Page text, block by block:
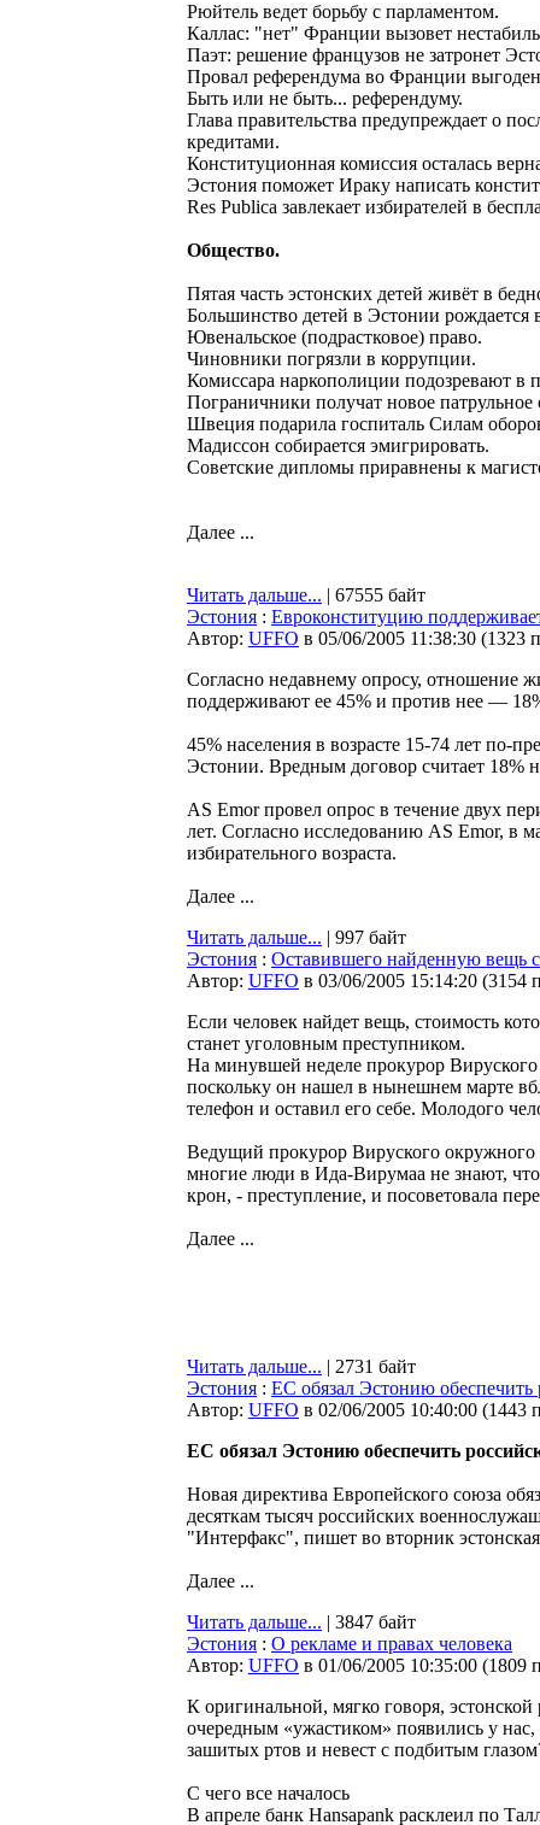
Рюйтель ведет борьбу с парламентом.
Каллас: "нет" Франции вызовет
Паэт: решение французов не затронет
Провал референдума во Франции
Быть или не быть... референдуму.
Глава правительства предупреждает о
кредитами.
Конституционная комиссия осталась
Эстония поможет Ираку написать
Res Publica завлекает избирателей в
Общество.
Пятая часть эстонских детей живёт в
Большинство детей в Эстонии рождается
Ювенальское (подрастковое) право.
Чиновники погрязли в коррупции.
Комиссара наркополиции подозревают в
Пограничники получат новое патрульное
Швеция подарила госпиталь Силам
Мадиссон собирается эмигрировать.
Советские дипломы приравнены к
Далее ...
Читать дальше... | 67555 байт
Эстония : Евроконституцию
Автор: UFFO в 05/06/2005 11:38:30 (1323
Согласно недавнему опросу, отношение
поддерживают ее 45% и против нее —
45% населения в возрасте 15-74 лет по-
Эстонии. Вредным договор считает 18%
AS Emor провел опрос в течение двух
лет. Согласно исследованию AS Emor, в
избирательного возраста.
Далее ...
Читать дальше... | 997 байт
Эстония : Оставившего найденную вещь
Автор: UFFO в 03/06/2005 15:14:20 (3154
Если человек найдет вещь, стоимость
станет уголовным преступником.
На минувшей неделе прокурор
поскольку он нашел в нынешнем марте
телефон и оставил его себе. Молодого
Ведущий прокурор Вируского окружного
многие люди в Ида-Вирумаа не знают,
крон, - преступление, и посоветовала
Далее ...
Читать дальше... | 2731 байт
Эстония : ЕС обязал Эстонию
Автор: UFFO в 02/06/2005 10:40:00 (1443
ЕС обязал Эстонию обеспечить
Новая директива Европейского союза
десяткам тысяч российских
"Интерфакс", пишет во вторник эстонская
Далее ...
Читать дальше... | 3847 байт
Эстония : О рекламе и правах человека
Автор: UFFO в 01/06/2005 10:35:00 (1809
К оригинальной, мягко говоря,
очередным «ужастиком» появились у
зашитых ртов и невест с подбитым
С чего все началось
В апреле банк Hansapank расклеил по